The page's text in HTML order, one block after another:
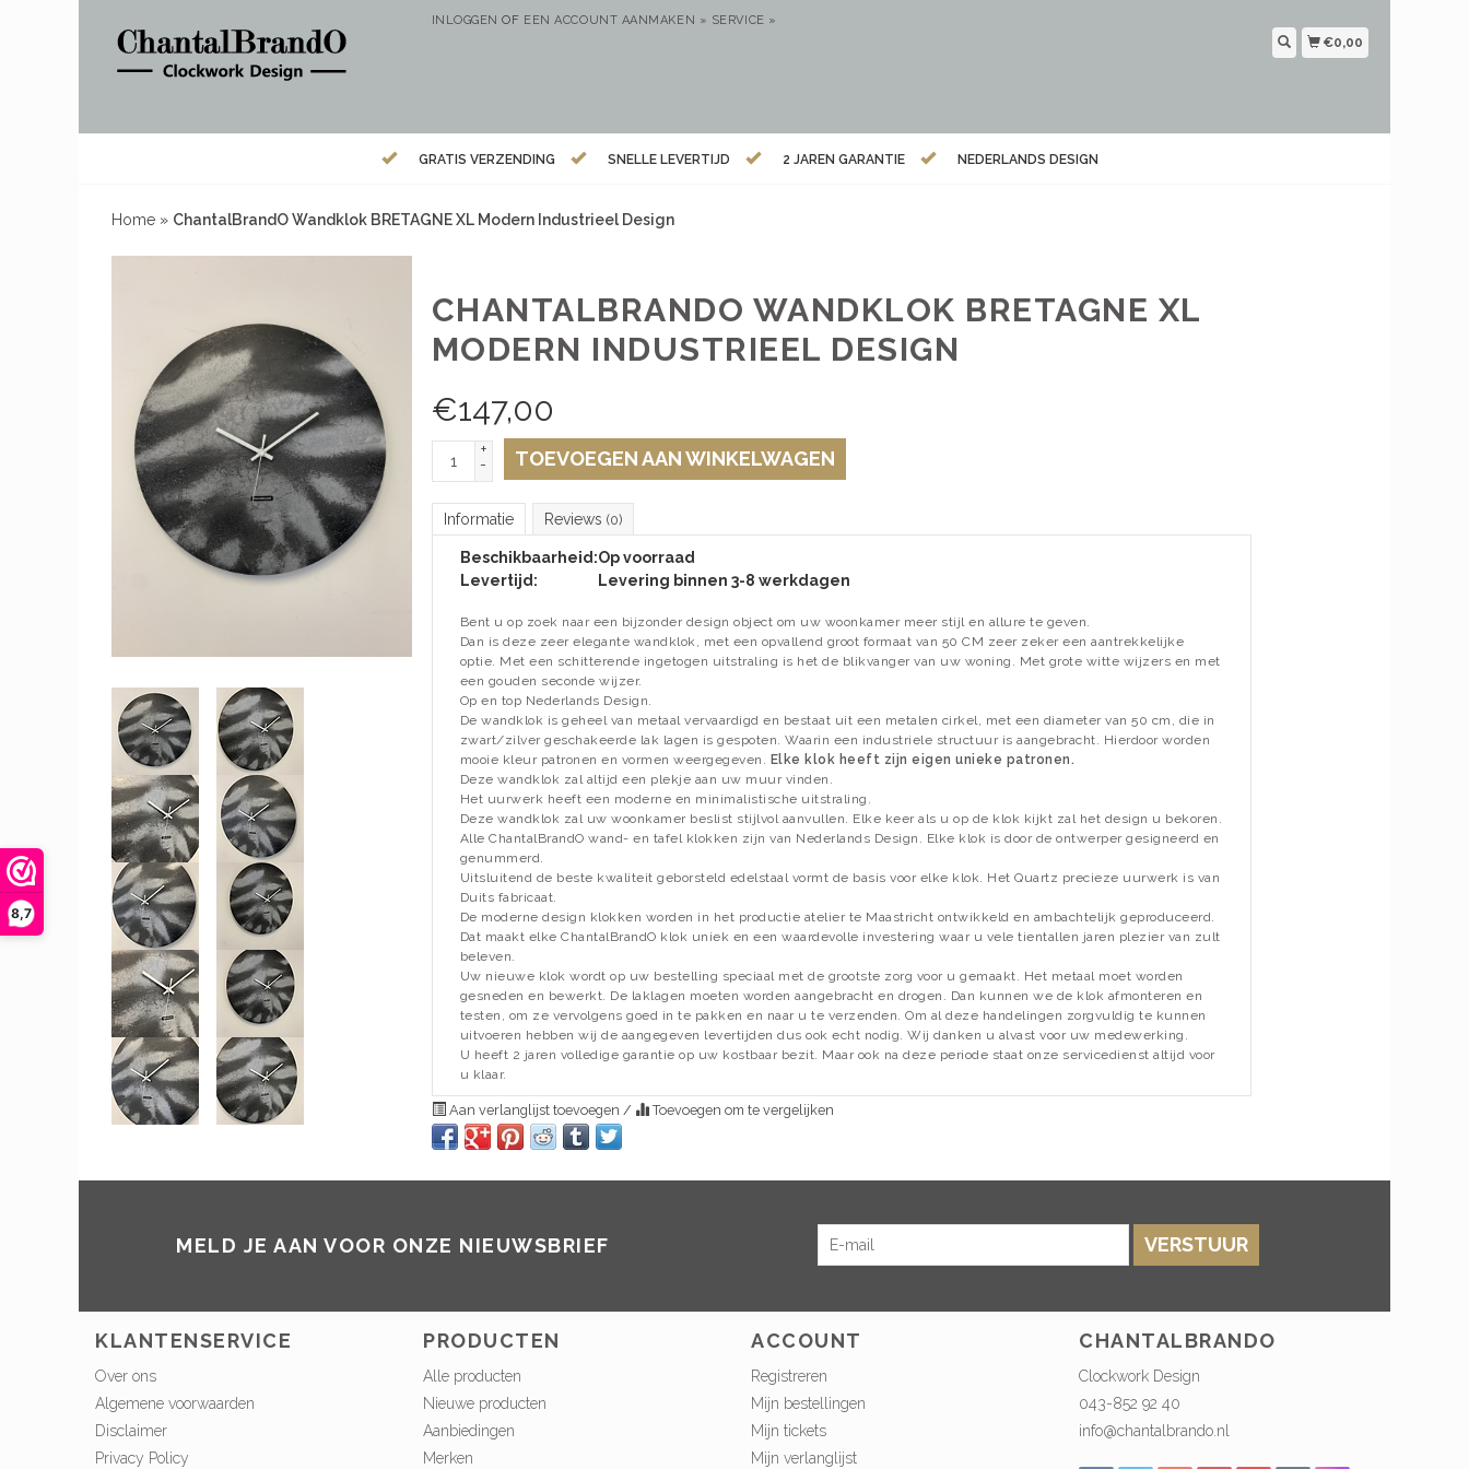
8,7
INLOGGEN OF EEN ACCOUNT AANMAKEN » SERVICE »
€0,00
GRATIS VERZENDING SNELLE LEVERTIJD 2 JAREN GARANTIE NEDERLANDS DESIGN
Home » ChantalBrandO Wandklok BRETAGNE XL Modern Industrieel Design
CHANTALBRANDO WANDKLOK BRETAGNE XL
MODERN INDUSTRIEEL DESIGN
€147,00
+
-
TOEVOEGEN AAN WINKELWAGEN
Informatie Reviews (0)
Beschikbaarheid:Op voorraad
Levertijd:
Levering binnen 3-8 werkdagen
Bent u op zoek naar een bijzonder design object om uw woonkamer meer stijl en allure te geven.
Dan is deze zeer elegante wandklok, met een opvallend groot formaat van 50 CM zeer zeker een aantrekkelijke
optie. Met een schitterende ingetogen uitstraling is het de blikvanger van uw woning. Met grote witte wijzers en met
een gouden seconde wijzer.
Op en top Nederlands Design.
De wandklok is geheel van metaal vervaardigd en bestaat uit een metalen cirkel, met een diameter van 50 cm, die in
zwart/zilver geschakeerde lak lagen is gespoten. Waarin een industriele structuur is aangebracht. Hierdoor worden
mooie kleur patronen en vormen weergegeven. Elke klok heeft zijn eigen unieke patronen.
Deze wandklok zal altijd een plekje aan uw muur vinden.
Het uurwerk heeft een moderne en minimalistische uitstraling.
Deze wandklok zal uw woonkamer beslist stijlvol aanvullen. Elke keer als u op de klok kijkt zal het design u bekoren.
Alle ChantalBrandO wand- en tafel klokken zijn van Nederlands Design. Elke klok is door de ontwerper gesigneerd en
genummerd.
Uitsluitend de beste kwaliteit geborsteld edelstaal vormt de basis voor elke klok. Het Quartz precieze uurwerk is van
Duits fabricaat.
De moderne design klokken worden in het productie atelier te Maastricht ontwikkeld en ambachtelijk geproduceerd.
Dat maakt elke ChantalBrandO klok uniek en een waardevolle investering waar u vele tientallen jaren plezier van zult
beleven.
Uw nieuwe klok wordt op uw bestelling speciaal met de grootste zorg voor u gemaakt. Het metaal moet worden
gesneden en bewerkt. De laklagen moeten worden aangebracht en drogen. Dan kunnen we de klok afmonteren en
testen, om ze vervolgens goed in te pakken en naar u te verzenden. Om al deze handelingen zorgvuldig te kunnen
uitvoeren hebben wij de aangegeven levertijden dus ook echt nodig. Wij danken u alvast voor uw medewerking.
U heeft 2 jaren volledige garantie op uw kostbaar bezit. Maar ook na deze periode staat onze servicedienst altijd voor
u klaar.
Aan verlanglijst toevoegen / Toevoegen om te vergelijken
MELD JE AAN VOOR ONZE NIEUWSBRIEF VERSTUUR
KLANTENSERVICE
Over ons
Algemene voorwaarden
Disclaimer
Privacy Policy
PRODUCTEN
Alle producten
Nieuwe producten
Aanbiedingen
Merken
ACCOUNT
Registreren
Mijn bestellingen
Mijn tickets
Mijn verlanglijst
CHANTALBRANDO
Clockwork Design
043-852 92 40
info@chantalbrando.nl